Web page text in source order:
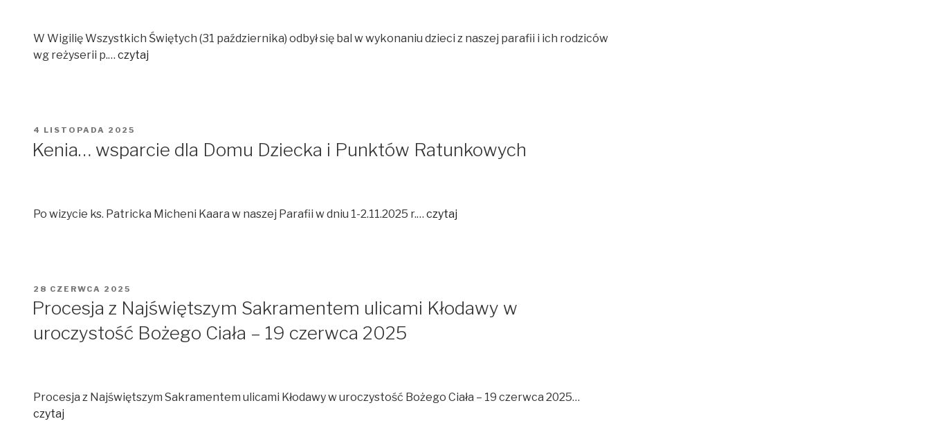
W Wigilię Wszystkich Świętych (31 października) odbył się bal w wykonaniu dzieci z naszej parafii i ich rodziców
wg reżyserii p.… czytaj
OPUBLIKOWANE
W
4 LISTOPADA 2025
Kenia… wsparcie dla Domu Dziecka i Punktów Ratunkowych
Po wizycie ks. Patricka Micheni Kaara w naszej Parafii w dniu 1-2.11.2025 r.… czytaj
OPUBLIKOWANE
W
28 CZERWCA 2025
Procesja z Najświętszym Sakramentem ulicami Kłodawy w
uroczystość Bożego Ciała – 19 czerwca 2025
Procesja z Najświętszym Sakramentem ulicami Kłodawy w uroczystość Bożego Ciała – 19 czerwca 2025…
czytaj